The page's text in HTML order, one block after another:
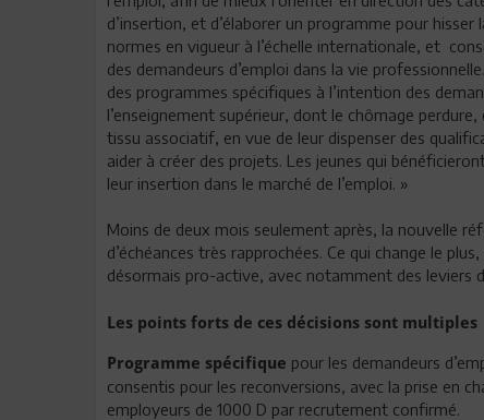
d’insertion, et d’élaborer un programme pour
normes en vigueur à l’échelle internationale, et
des demandeurs d’emploi dans la vie
des programmes spécifiques à l’intention des
l’enseignement supérieur, dont le chômage
tissu associatif, en vue de leur dispenser des
aider à créer des projets. Les jeunes qui
leur insertion dans le marché de l’emploi. »
Moins de deux mois seulement après, la nouvelle
d’échéances très rapprochées. Ce qui change le
désormais pro-active, avec notamment des leviers
Les points forts de ces décisions sont multiples
Programme spécifique pour les demandeurs
consentis pour les reconversions, avec la prise en
employeurs de 1000 D par recrutement confirmé.